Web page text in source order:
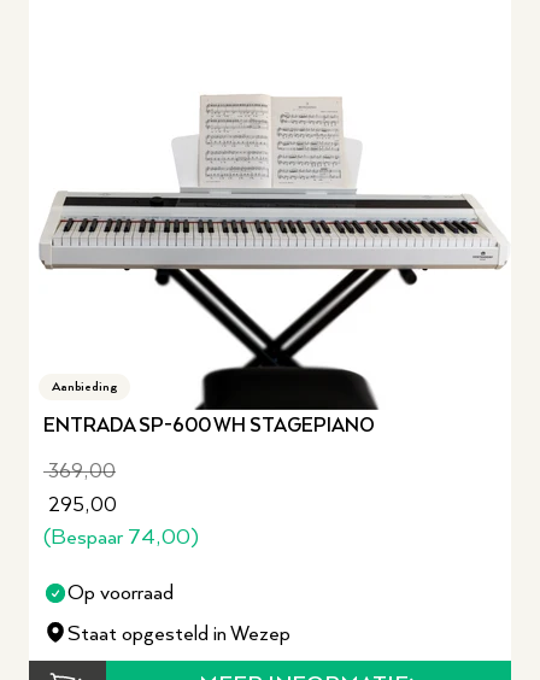
Aanbieding
ENTRADA SP-600 WH STAGEPIANO
369,00
295,00
(Bespaar 74,00)
Op voorraad
Staat opgesteld in Wezep